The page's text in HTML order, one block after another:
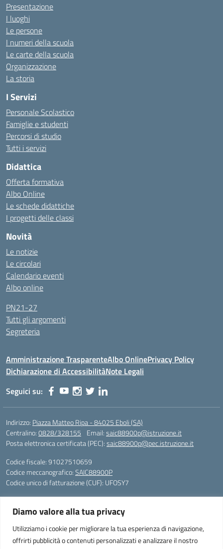
Diamo valore alla tua privacy
Utilizziamo i cookie per migliorare la tua esperienza di navigazione,
offrirti pubblicità o contenuti personalizzati e analizzare il nostro
Presentazione
I luoghi
Le persone
I numeri della scuola
Le carte della scuola
Organizzazione
La storia
I Servizi
Personale Scolastico
Famiglie e studenti
Percorsi di studio
Tutti i servizi
Didattica
Offerta formativa
Albo Online
Le schede didattiche
I progetti delle classi
Novità
Le notizie
Le circolari
Calendario eventi
Albo online
PN21-27
Tutti gli argomenti
Segreteria
Amministrazione TrasparenteAlbo OnlinePrivacy Policy
Dichiarazione di AccessibilitàNote Legali
Seguici su:
Indirizzo: Piazza Matteo Ripa - 84025 Eboli (SA)
Centralino:0828/328155 Email:saic88900p@istruzione.it
Posta elettronica certificata (PEC):saic88900p@pec.istruzione.it
Codice fiscale: 91027510659
Codice meccanografico:SAIC88900P
Codice unico di fatturazione (CUF): UFOSY7
Telefono e fax: 0828/328155
pec: saic88900p@pec.istruzione.it
Codice Fiscale: 91027510659